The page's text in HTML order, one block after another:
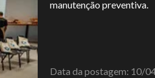
manutenção preventiva.
Data da postagem: 10/